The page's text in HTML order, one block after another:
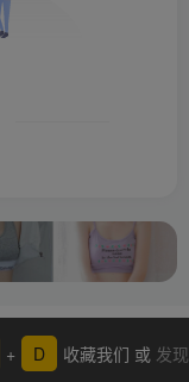
+ D 收藏我们 或 发现